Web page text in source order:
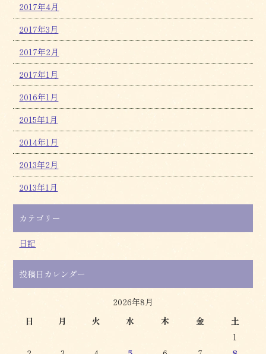
2017年4月
2017年3月
2017年2月
2017年1月
2016年1月
2015年1月
2014年1月
2013年2月
2013年1月
カテゴリー
日記
投稿日カレンダー
2026年8月
日
月 火 水 木 金
土
1